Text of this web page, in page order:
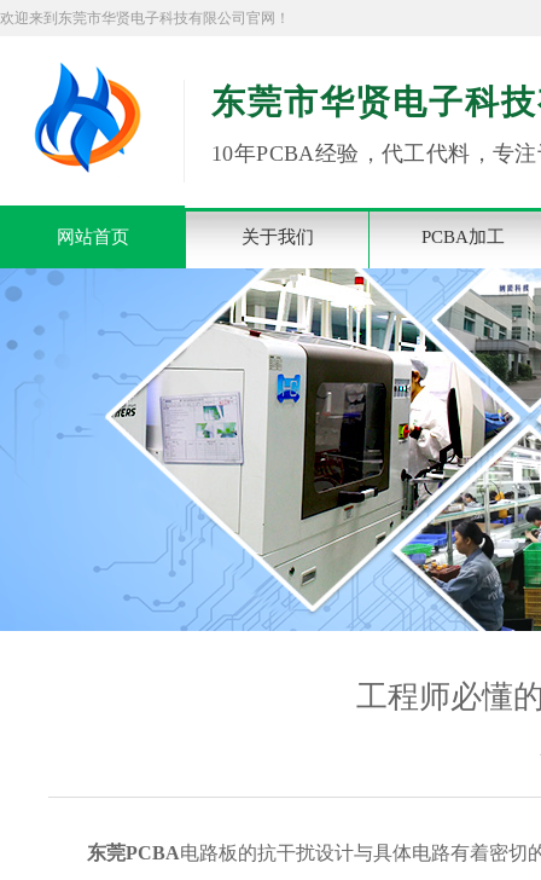
欢迎来到东莞市华贤电子科技有限公司官网！
东莞市华贤电子科
10年PCBA经验，代工代料，专
网站首页 关于我们 PCBA加工
工程师必懂
东莞PCBA电路板的抗干扰设计与具体电路有着密切